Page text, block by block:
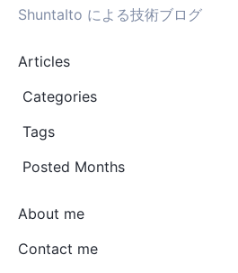
ShuntaIto による技術ブログ
Articles
Categories
Tags
Posted Months
About me
Contact me